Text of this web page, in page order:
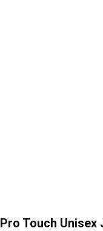
Pro Touch Unisex